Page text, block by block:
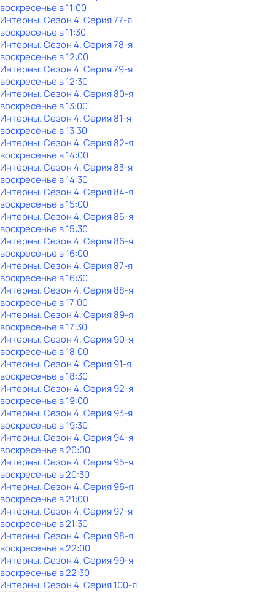
воскресенье в11:00
Интерны. Сезон 4. Серия 77-я
воскресенье в11:30
Интерны. Сезон 4. Серия 78-я
воскресенье в12:00
Интерны. Сезон 4. Серия 79-я
воскресенье в12:30
Интерны. Сезон 4. Серия 80-я
воскресенье в13:00
Интерны. Сезон 4. Серия 81-я
воскресенье в13:30
Интерны. Сезон 4. Серия 82-я
воскресенье в14:00
Интерны. Сезон 4. Серия 83-я
воскресенье в14:30
Интерны. Сезон 4. Серия 84-я
воскресенье в15:00
Интерны. Сезон 4. Серия 85-я
воскресенье в15:30
Интерны. Сезон 4. Серия 86-я
воскресенье в16:00
Интерны. Сезон 4. Серия 87-я
воскресенье в16:30
Интерны. Сезон 4. Серия 88-я
воскресенье в17:00
Интерны. Сезон 4. Серия 89-я
воскресенье в17:30
Интерны. Сезон 4. Серия 90-я
воскресенье в18:00
Интерны. Сезон 4. Серия 91-я
воскресенье в18:30
Интерны. Сезон 4. Серия 92-я
воскресенье в19:00
Интерны. Сезон 4. Серия 93-я
воскресенье в19:30
Интерны. Сезон 4. Серия 94-я
воскресенье в20:00
Интерны. Сезон 4. Серия 95-я
воскресенье в20:30
Интерны. Сезон 4. Серия 96-я
воскресенье в21:00
Интерны. Сезон 4. Серия 97-я
воскресенье в21:30
Интерны. Сезон 4. Серия 98-я
воскресенье в22:00
Интерны. Сезон 4. Серия 99-я
воскресенье в22:30
Интерны. Сезон 4. Серия 100-я